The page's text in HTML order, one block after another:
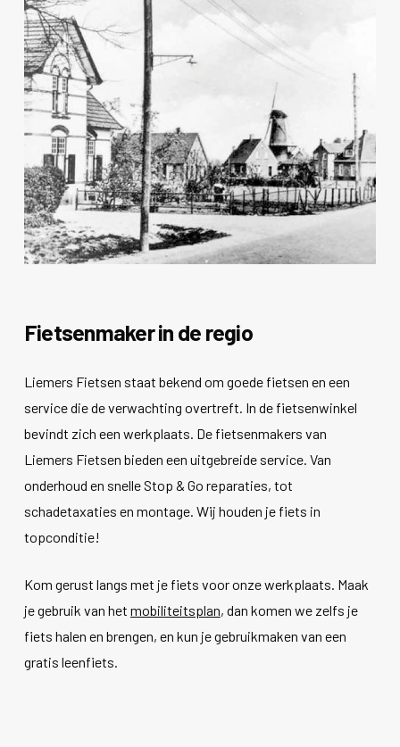
Fietsenmaker in de regio
Liemers Fietsen staat bekend om goede fietsen en een
service die de verwachting overtreft. In de fietsenwinkel
bevindt zich een werkplaats. De fietsenmakers van
Liemers Fietsen bieden een uitgebreide service. Van
onderhoud en snelle Stop & Go reparaties, tot
schadetaxaties en montage. Wij houden je fiets in
topconditie!
Kom gerust langs met je fiets voor onze werkplaats. Maak
je gebruik van het mobiliteitsplan, dan komen we zelfs je
fiets halen en brengen, en kun je gebruikmaken van een
gratis leenfiets.